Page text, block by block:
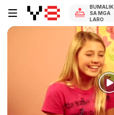
BUMALIK
SA MGA
LARO